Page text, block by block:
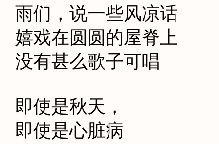
雨们，说一些风凉话
嬉戏在圆圆的屋脊上
没有甚么歌子可唱
即使是秋天，
即使是心脏病